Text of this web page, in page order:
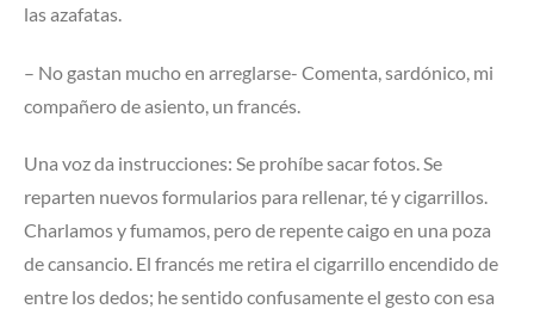
las azafatas.
– No gastan mucho en arreglarse- Comenta, sardónico, mi
compañero de asiento, un francés.
Una voz da instrucciones: Se prohíbe sacar fotos. Se
reparten nuevos formularios para rellenar, té y cigarrillos.
Charlamos y fumamos, pero de repente caigo en una poza
de cansancio. El francés me retira el cigarrillo encendido de
entre los dedos; he sentido confusamente el gesto con esa